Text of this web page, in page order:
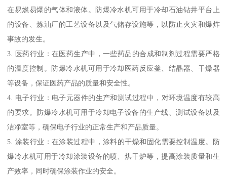
在易燃易爆的气体和液体。防爆冷水机可用于冷却石油钻井平台上
的设备、炼油厂的工艺设备以及气储存设施等，以防止火灾和爆炸
事故的发生。
3. 医药行业：在医药生产中，一些药品的合成和制剂过程需要严格
的温度控制。防爆冷水机可用于冷却医药反应釜、结晶器、干燥器
等设备，保证医药产品的质量和安全性。
4. 电子行业：电子元器件的生产和测试过程中，对环境温度有较高
的要求。防爆冷水机可用于冷却电子设备的生产线、测试设备以及
洁净室等，确保电子行业的正常生产和产品质量。
5. 涂装行业：在涂装过程中，涂料的干燥和固化需要控制温度。防
爆冷水机可用于冷却涂装设备的喷、烘干炉等，提高涂装质量和生
产效率，同时确保涂装作业的安全。